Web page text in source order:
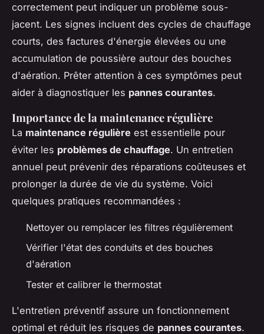
correctement peut indiquer un problème sous-
jacent. Les signes incluent des cycles de chauffage
courts, des factures d'énergie élevées ou une
accumulation de poussière autour des bouches
d'aération. Prêter attention à ces symptômes peut
aider à diagnostiquer les pannes courantes.
Importance de la maintenance régulière
La maintenance régulière est essentielle pour
éviter les problèmes de chauffage. Un entretien
annuel peut prévenir des réparations coûteuses et
prolonger la durée de vie du système. Voici
quelques pratiques recommandées :
Nettoyer ou remplacer les filtres régulièrement
Vérifier l'état des conduits et des bouches
d'aération
Tester et calibrer le thermostat
L'entretien préventif assure un fonctionnement
optimal et réduit les risques de pannes courantes.